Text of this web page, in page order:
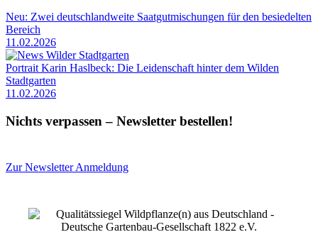
Neu: Zwei deutschlandweite Saatgutmischungen für den besiedelten
Bereich
11.02.2026
Portrait Karin Haslbeck: Die Leidenschaft hinter dem Wilden
Stadtgarten
11.02.2026
Nichts verpassen – Newsletter bestellen!
Zur Newsletter Anmeldung